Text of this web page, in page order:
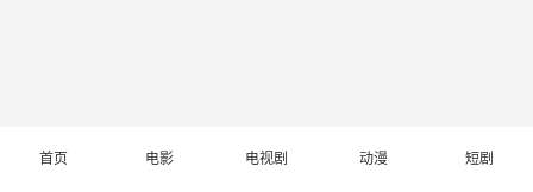
首页 电影 电视剧 动漫 短剧